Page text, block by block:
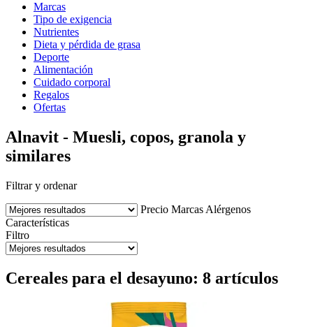
Marcas
Tipo de exigencia
Nutrientes
Dieta y pérdida de grasa
Deporte
Alimentación
Cuidado corporal
Regalos
Ofertas
Alnavit - Muesli, copos, granola y
similares
Filtrar y ordenar
Precio Marcas Alérgenos
Características
Filtro
Cereales para el desayuno: 8 artículos